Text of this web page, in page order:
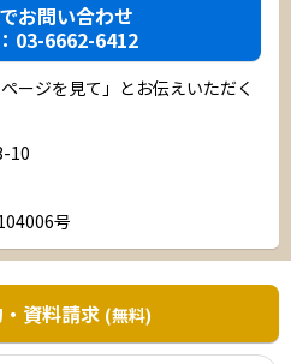
お問い合わせ
03-6662-6412
ージを見て」とお伝えいただく
10
号
資料請求 (無料)